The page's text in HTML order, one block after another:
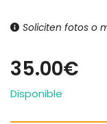
Soliciten fotos o
35.00€
Disponible